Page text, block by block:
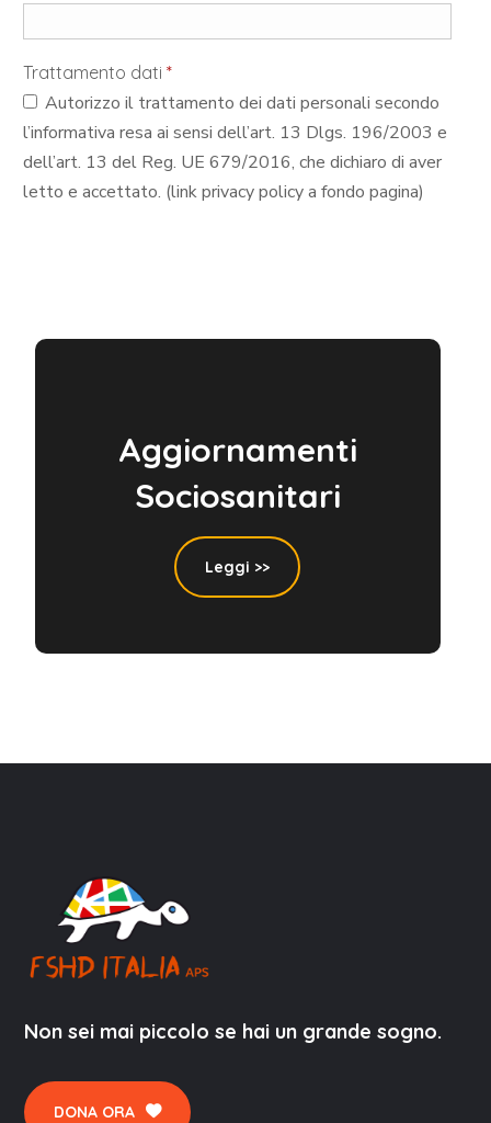
Trattamento dati*
Autorizzo il trattamento dei dati personali secondo
l’informativa resa ai sensi dell’art. 13 Dlgs. 196/2003 e
dell’art. 13 del Reg. UE 679/2016, che dichiaro di aver
letto e accettato. (link privacy policy a fondo pagina)
Aggiornamenti
Sociosanitari
Leggi >>
Non sei mai piccolo se hai un grande sogno.
DONA ORA